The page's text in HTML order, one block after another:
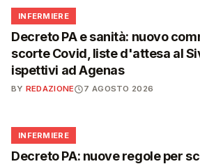
🩺
INFERMIERE
Decreto PA e sanità: nuovo
scorte Covid, liste d'attesa al
ispettivi ad Agenas
BY REDAZIONE 7 AGOSTO 2026
🩺
INFERMIERE
Decreto PA: nuove regole per